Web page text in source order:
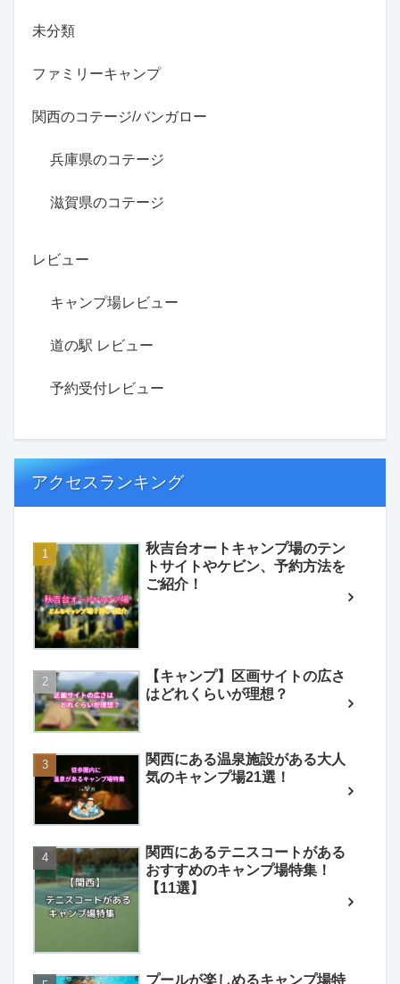
未分類
ファミリーキャンプ
関西のコテージ/バンガロー
兵庫県のコテージ
滋賀県のコテージ
レビュー
キャンプ場レビュー
道の駅 レビュー
予約受付レビュー
アクセスランキング
秋吉台オートキャンプ場のテン
トサイトやケビン、予約方法を
ご紹介！
【キャンプ】区画サイトの広さ
はどれくらいが理想？
関西にある温泉施設がある大人
気のキャンプ場21選！
関西にあるテニスコートがある
おすすめのキャンプ場特集！
【11選】
プールが楽しめるキャンプ場特